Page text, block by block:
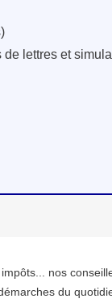
lettres et
nos
du